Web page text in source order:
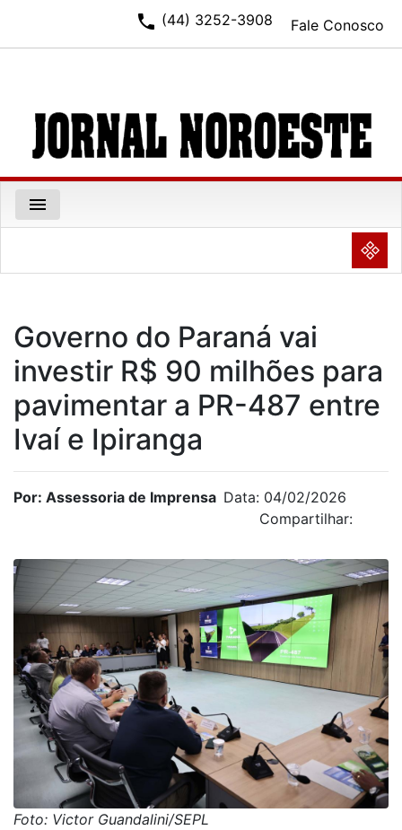
Fale Conosco
phone (44) 3252-3908
menu
NULL
Governo do Paraná vai
investir R$ 90 milhões para
pavimentar a PR-487 entre
Ivaí e Ipiranga
Por: Assessoria de Imprensa Data: 04/02/2026
Compartilhar:
Foto: Victor Guandalini/SEPL